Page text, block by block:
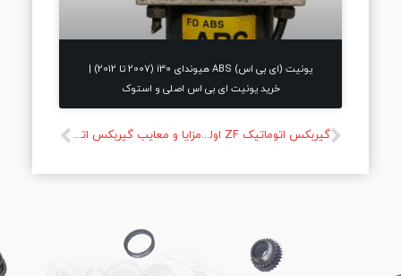
یونیت (ای بی اس) ABS هیوندای i30 (2007 تا 2012) |
خرید یونیت ای بی اس اصلی و استوک
گیربکس اتوماتیک ZF اولین گیربکس 9 سرعته جهان مزایا و معایب گیربکس اتوماتیک